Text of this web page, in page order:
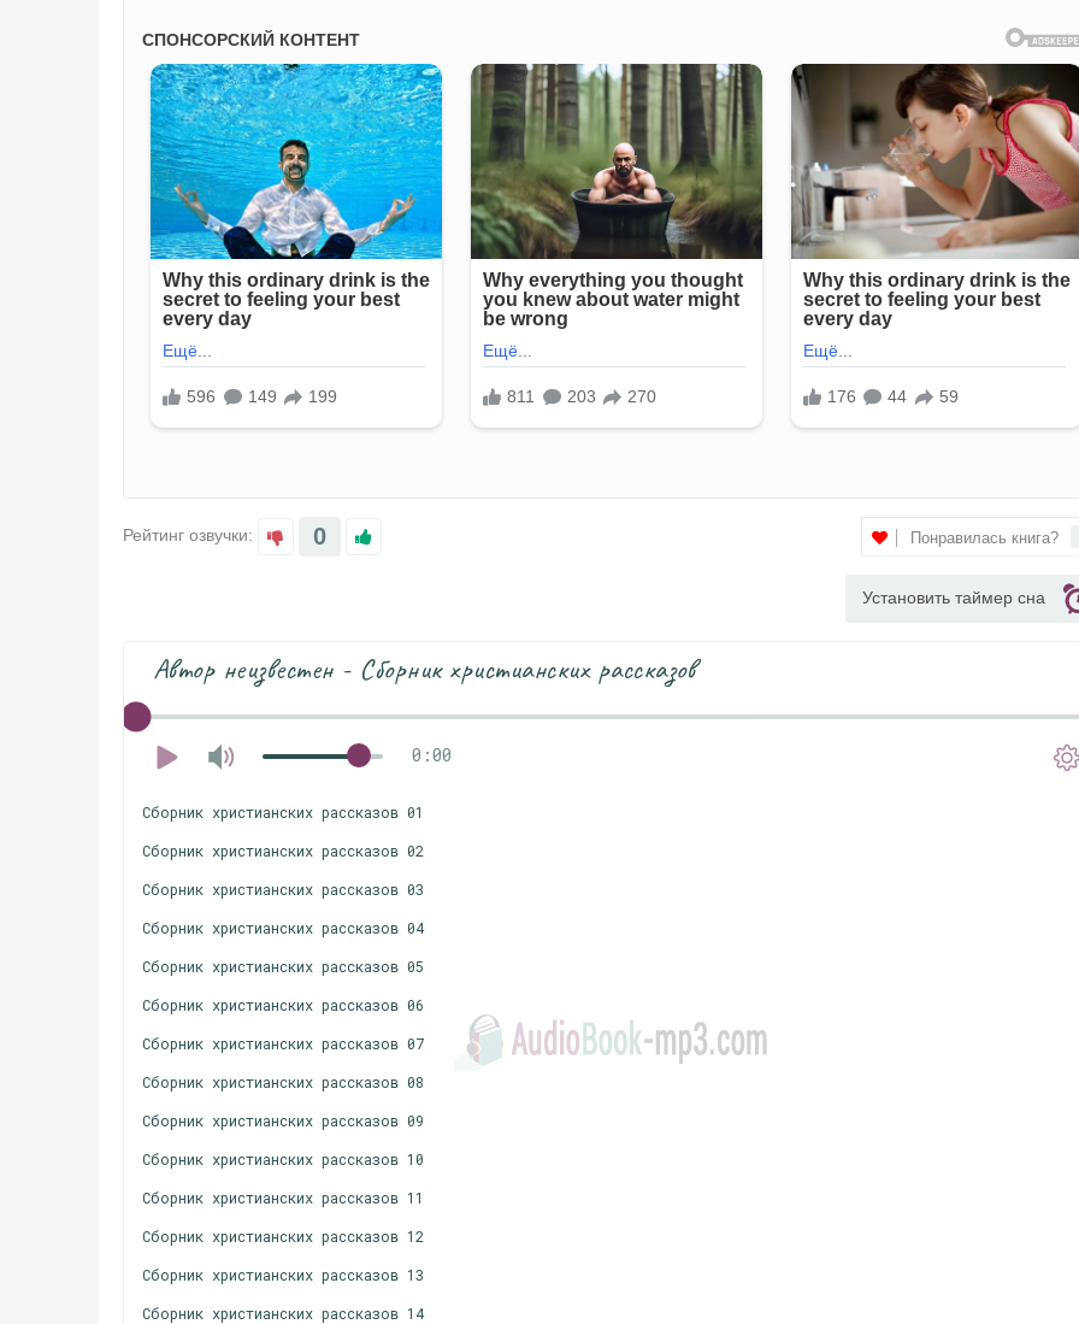
Рейтинг озвучки: 0 Понравилась книга?
Установить таймер сна
Автор неизвестен - Сборник христианских рассказов
0:00
Сборник христианских рассказов 01
Сборник христианских рассказов 02
Сборник христианских рассказов 03
Сборник христианских рассказов 04
Сборник христианских рассказов 05
Сборник христианских рассказов 06
Сборник христианских рассказов 07
Сборник христианских рассказов 08
Сборник христианских рассказов 09
Сборник христианских рассказов 10
Сборник христианских рассказов 11
Сборник христианских рассказов 12
Сборник христианских рассказов 13
Сборник христианских рассказов 14